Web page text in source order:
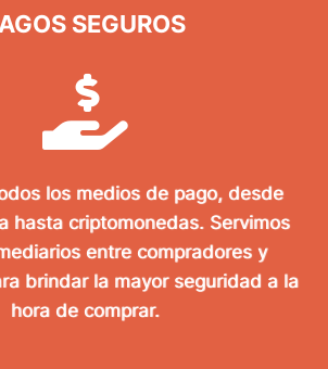
SEGUROS
los medios de pago, desde
hasta criptomonedas. Servimos
entre compradores y
brindar la mayor seguridad a la
hora de comprar.